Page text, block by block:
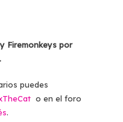
Firemonkeys por
puedes
o en el foro
.